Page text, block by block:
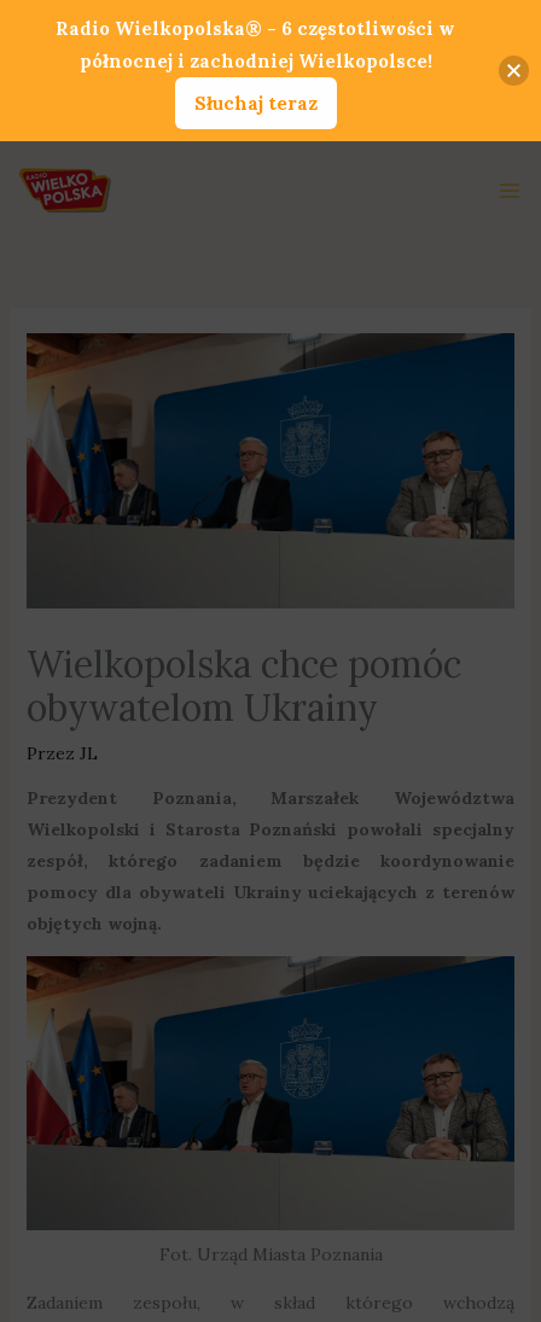
Wielkopolska chce pomóc
obywatelom Ukrainy
Przez JL
Prezydent Poznania, Marszałek Województwa
Wielkopolski i Starosta Poznański powołali specjalny
zespół, którego zadaniem będzie koordynowanie
pomocy dla obywateli Ukrainy uciekających z terenów
objętych wojną.
Fot. Urząd Miasta Poznania
Zadaniem zespołu, w skład którego wchodzą
Radio Wielkopolska® - 6 częstotliwości w
północnej i zachodniej Wielkopolsce!
Słuchaj teraz